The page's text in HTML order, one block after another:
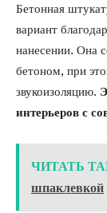
Бетонная
вариант
нанесении. Она
бетоном, при
звукоизоляцию.
интерьеров с
ЧИТАТЬ
шпаклевкой